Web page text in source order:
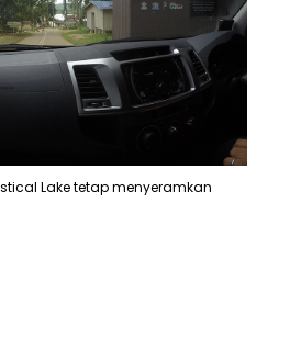
Lake tetap menyeramkan